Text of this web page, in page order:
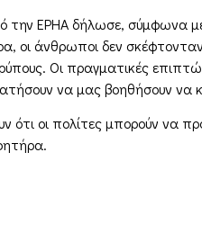
EPHA δήλωσε, σύμφωνα με
οι άνθρωποι δεν σκέφτονταν
Οι πραγματικές
να μας βοηθήσουν να
ότι οι πολίτες μπορούν